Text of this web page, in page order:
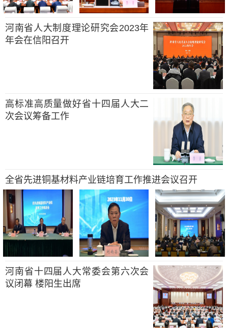
河南省人大制度理论研究会2023年
年会在信阳召开
高标准高质量做好省十四届人大二
次会议筹备工作
全省先进铜基材料产业链培育工作推进会议召开
河南省十四届人大常委会第六次会
议闭幕 楼阳生出席